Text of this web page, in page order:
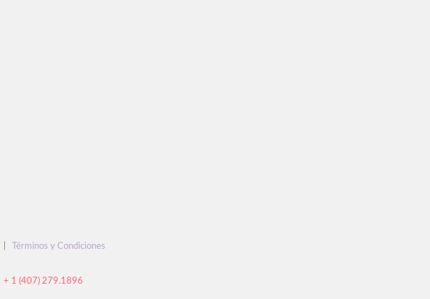
+ 1 (407) 279.1896
Términos y Condiciones